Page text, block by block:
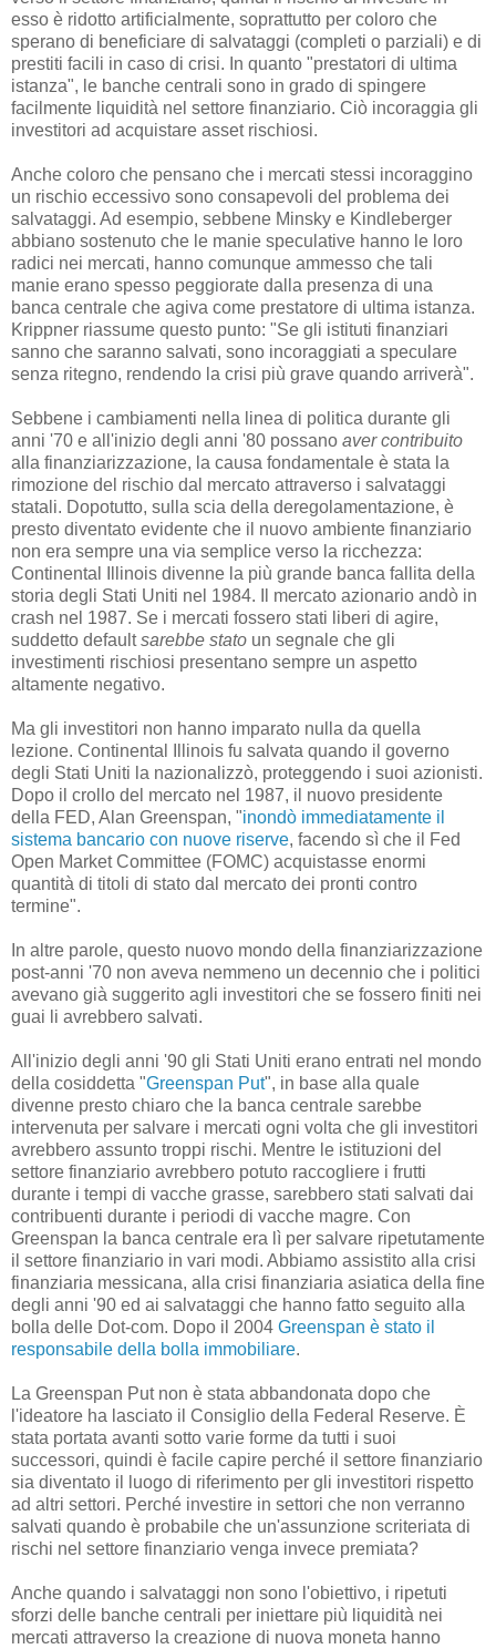
esso è ridotto artificialmente, soprattutto per coloro che
sperano di beneficiare di salvataggi (completi o parziali) e di
prestiti facili in caso di crisi. In quanto "prestatori di ultima
istanza", le banche centrali sono in grado di spingere
facilmente liquidità nel settore finanziario. Ciò incoraggia gli
investitori ad acquistare asset rischiosi.
Anche coloro che pensano che i mercati stessi incoraggino
un rischio eccessivo sono consapevoli del problema dei
salvataggi. Ad esempio, sebbene Minsky e Kindleberger
abbiano sostenuto che le manie speculative hanno le loro
radici nei mercati, hanno comunque ammesso che tali
manie erano spesso peggiorate dalla presenza di una
banca centrale che agiva come prestatore di ultima istanza.
Krippner riassume questo punto: "Se gli istituti finanziari
sanno che saranno salvati, sono incoraggiati a speculare
senza ritegno, rendendo la crisi più grave quando arriverà".
Sebbene i cambiamenti nella linea di politica durante gli
anni '70 e all'inizio degli anni '80 possano aver contribuito
alla finanziarizzazione, la causa fondamentale è stata la
rimozione del rischio dal mercato attraverso i salvataggi
statali. Dopotutto, sulla scia della deregolamentazione, è
presto diventato evidente che il nuovo ambiente finanziario
non era sempre una via semplice verso la ricchezza:
Continental Illinois divenne la più grande banca fallita della
storia degli Stati Uniti nel 1984. Il mercato azionario andò in
crash nel 1987. Se i mercati fossero stati liberi di agire,
suddetto defaultsarebbe stato un segnale che gli
investimenti rischiosi presentano sempre un aspetto
altamente negativo.
Ma gli investitori non hanno imparato nulla da quella
lezione. Continental Illinois fu salvata quando il governo
degli Stati Uniti la nazionalizzò, proteggendo i suoi azionisti.
Dopo il crollo del mercato nel 1987, il nuovo presidente
della FED, Alan Greenspan, "inondò immediatamente il
sistema bancario con nuove riserve, facendo sì che il Fed
Open Market Committee (FOMC) acquistasse enormi
quantità di titoli di stato dal mercato dei pronti contro
termine".
In altre parole, questo nuovo mondo della finanziarizzazione
post-anni '70 non aveva nemmeno un decennio che i politici
avevano già suggerito agli investitori che se fossero finiti nei
guai li avrebbero salvati.
All'inizio degli anni '90 gli Stati Uniti erano entrati nel mondo
della cosiddetta "Greenspan Put", in base alla quale
divenne presto chiaro che la banca centrale sarebbe
intervenuta per salvare i mercati ogni volta che gli investitori
avrebbero assunto troppi rischi. Mentre le istituzioni del
settore finanziario avrebbero potuto raccogliere i frutti
durante i tempi di vacche grasse, sarebbero stati salvati dai
contribuenti durante i periodi di vacche magre. Con
Greenspan la banca centrale era lì per salvare ripetutamente
il settore finanziario in vari modi. Abbiamo assistito alla crisi
finanziaria messicana, alla crisi finanziaria asiatica della fine
degli anni '90 ed ai salvataggi che hanno fatto seguito alla
bolla delle Dot-com. Dopo il 2004 Greenspan è stato il
responsabile della bolla immobiliare.
La Greenspan Put non è stata abbandonata dopo che
l'ideatore ha lasciato il Consiglio della Federal Reserve. È
stata portata avanti sotto varie forme da tutti i suoi
successori, quindi è facile capire perché il settore finanziario
sia diventato il luogo di riferimento per gli investitori rispetto
ad altri settori. Perché investire in settori che non verranno
salvati quando è probabile che un'assunzione scriteriata di
rischi nel settore finanziario venga invece premiata?
Anche quando i salvataggi non sono l'obiettivo, i ripetuti
sforzi delle banche centrali per iniettare più liquidità nei
mercati attraverso la creazione di nuova moneta hanno